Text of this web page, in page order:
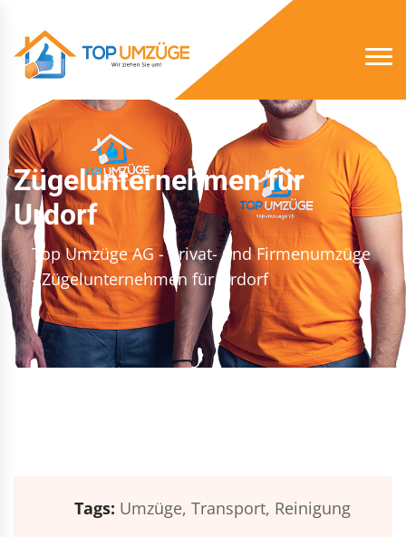
Zügelunternehmen für
Urdorf
Top Umzüge AG - Privat- und Firmenumzüge
- Zügelunternehmen für Urdorf
Tags: Umzüge, Transport, Reinigung